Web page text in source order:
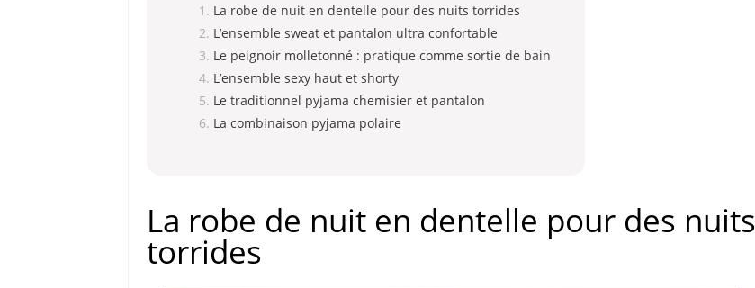
La robe de nuit en dentelle pour des nuits torrides
L’ensemble sweat et pantalon ultra confortable
Le peignoir molletonné : pratique comme sortie de bain
L’ensemble sexy haut et shorty
Le traditionnel pyjama chemisier et pantalon
La combinaison pyjama polaire
La robe de nuit en dentelle pour des nuits
torrides